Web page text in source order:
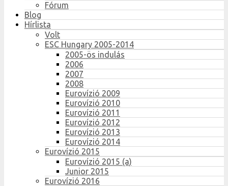
Fórum
Blog
Hírlista
Volt
ESC Hungary 2005-2014
2005-ös indulás
2006
2007
2008
Eurovízió 2009
Eurovízió 2010
Eurovízió 2011
Eurovízió 2012
Eurovízió 2013
Eurovízió 2014
Eurovízió 2015
Eurovízió 2015 (a)
Junior 2015
Eurovízió 2016